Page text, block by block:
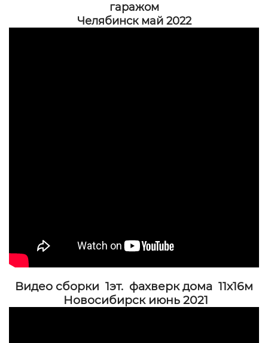
гаражом
Челябинск май 2022
Видео сборки 1эт. фахверк дома 11х16м
Новосибирск июнь 2021